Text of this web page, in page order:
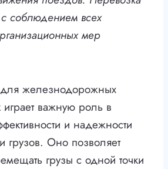
с соблюдением всех
мер
железнодорожных
играет важную роль в
и надежности
грузов. Оно позволяет
грузы с одной точки